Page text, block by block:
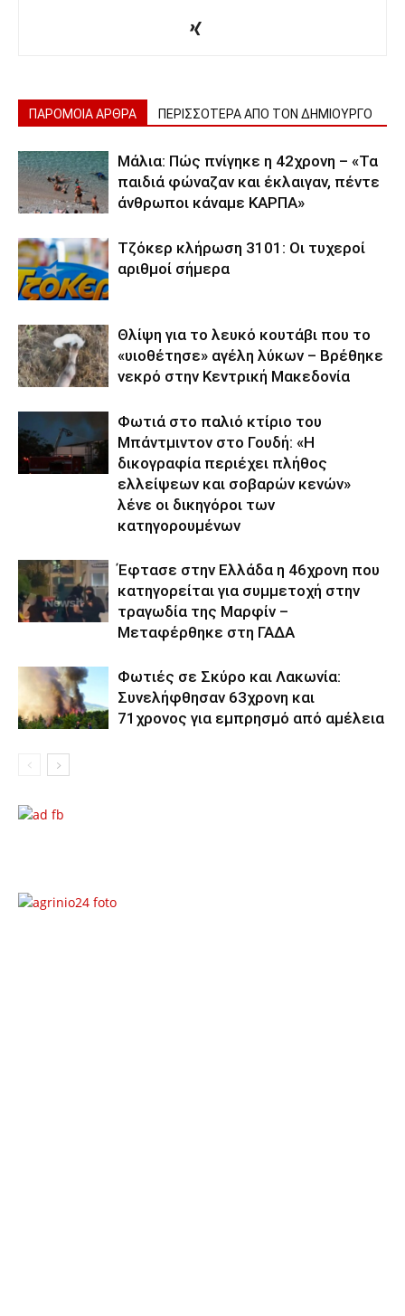
ΠΑΡΟΜΟΙΑ ΑΡΘΡΑ ΠΕΡΙΣΣΟΤΕΡΑ ΑΠΟ ΤΟΝ ΔΗΜΙΟΥΡΓΟ
Μάλια: Πώς πνίγηκε η 42χρονη – «Τα
παιδιά φώναζαν και έκλαιγαν, πέντε
άνθρωποι κάναμε ΚΑΡΠΑ»
Τζόκερ κλήρωση 3101: Οι τυχεροί
αριθμοί σήμερα
Θλίψη για το λευκό κουτάβι που το
«υιοθέτησε» αγέλη λύκων – Βρέθηκε
νεκρό στην Κεντρική Μακεδονία
Φωτιά στο παλιό κτίριο του
Μπάντμιντον στο Γουδή: «Η
δικογραφία περιέχει πλήθος
ελλείψεων και σοβαρών κενών»
λένε οι δικηγόροι των
κατηγορουμένων
Έφτασε στην Ελλάδα η 46χρονη που
κατηγορείται για συμμετοχή στην
τραγωδία της Μαρφίν –
Μεταφέρθηκε στη ΓΑΔΑ
Φωτιές σε Σκύρο και Λακωνία:
Συνελήφθησαν 63χρονη και
71χρονος για εμπρησμό από αμέλεια